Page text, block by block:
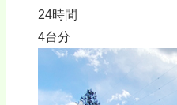
24時間
4台分